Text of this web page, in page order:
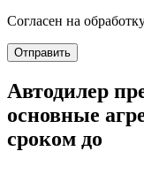
Согласен на
Отправить
Автодилер
основные
сроком до